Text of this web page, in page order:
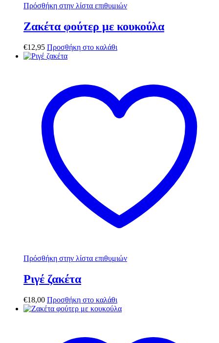
Πρόσθήκη στην λίστα επιθυμιών
Ζακέτα φούτερ με κουκούλα
€12,95 Προσθήκη στο καλάθι
Πρόσθήκη στην λίστα επιθυμιών
Ριγέ ζακέτα
€18,00 Προσθήκη στο καλάθι